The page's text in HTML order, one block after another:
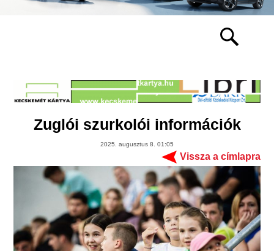
Zuglói szurkolói információk
2025. augusztus 8. 01:05
Vissza a címlapra